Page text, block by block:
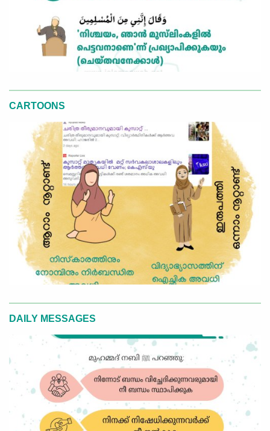
CARTOONS
DAILY MESSAGES